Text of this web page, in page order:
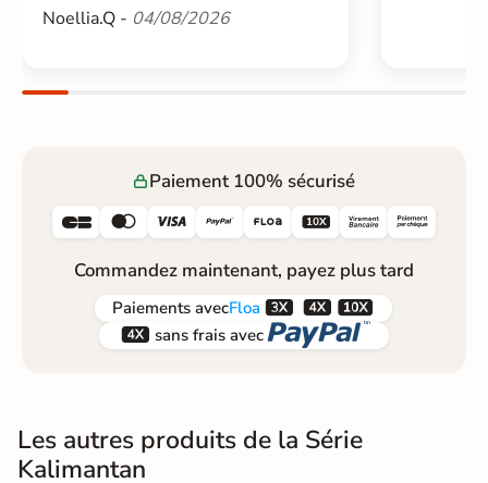
Noellia.Q - 04/08/2026
Paiement 100% sécurisé
     
Commandez maintenant, payez plus tard
Paiements avecFloa  
 sans frais avec 
Les autres produits de la Série
Kalimantan